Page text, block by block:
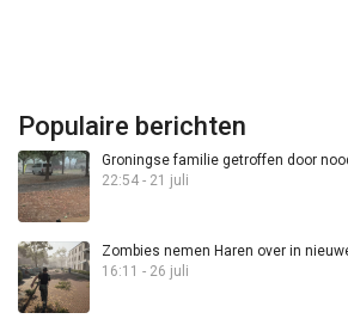
Populaire berichten
Groningse familie getroffen door
22:54 - 21 juli
Zombies nemen Haren over in
16:11 - 26 juli